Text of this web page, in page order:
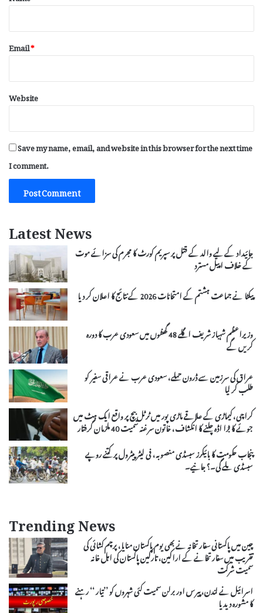
Email*
Website
Save my name, email, and website in this browser for the next time
I comment.
Latest News
جائیداد کے لیے والد کے قتل پر سپریم کورٹ کا مجرم کی سزائے موت
کے خلاف اپیل مسترد
پیکٹا نے جماعت ہشتم کے امتحانات 2026 کے نتائج کا اعلان کر دیا
وزیراعظم شہباز شریف اگلے 48 گھنٹوں میں سعودی عرب کا دورہ
کریں گے
عراق کی سرزمین سے ڈرون حملے، سعودی عرب نے عراقی سفیر کو
طلب کر لیا
کراچی، کیماڑی کے علاقے ماڑی پور میں ٹرٹل بیچ پر واقع ایک ہٹ میں
جوئے کا بڑا اڈہ چلنے کا انکشاف، خاتون سرغنہ سمیت 40 ملزمان گرفتار
پنجاب حکومت کا بائیکرز سبسڈی منصوبہ، فی لیٹر پیٹرول پر کتنے روپے
سبسڈی ملے گی۔؟ جانیے۔
Trending News
چین میں پاکستانی سفارتخانہ نے بھی یوم پاکستان منایا، پرچم کشائی کی
تقریب میں سفارتخانے کے اراکین، تارکین پاکستان کی اہل خانہ
سمیت شرکت
اسرائیل نے لندن، پیرس اور برلن سمیت کئی شہروں کو ’’تیار ‘‘ رہنے
کا مشورہ دیدیا